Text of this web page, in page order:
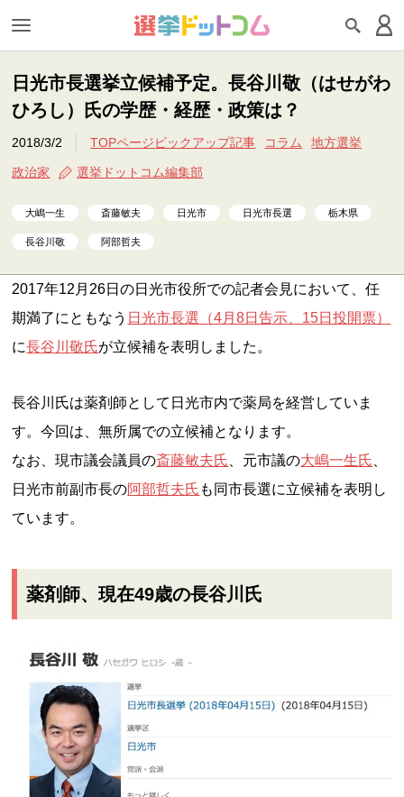
日光市長選挙立候補予定。長谷川敬（はせがわ
ひろし）氏の学歴・経歴・政策は？
2018/3/2 TOPページピックアップ記事 コラム 地方選挙
政治家 選挙ドットコム編集部
大嶋一生 斎藤敏夫 日光市 日光市長選 栃木県
長谷川敬 阿部哲夫
2017年12月26日の日光市役所での記者会見において、任
期満了にともなう 日光市長選（4月8日告示、15日投開票）
に長谷川敬氏が立候補を表明しました。
長谷川氏は薬剤師として日光市内で薬局を経営していま
す。今回は、無所属での立候補となります。
なお、現市議会議員の斎藤敏夫氏 、元市議の大嶋一生氏
日光市前副市長の阿部哲夫氏 も同市長選に立候補を表明し
ています。
薬剤師、現在49歳の長谷川氏